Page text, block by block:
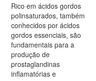
Rico em ácidos gordos
polinsaturados, também
conhecidos por ácidos
gordos essenciais, são
fundamentais para a
produção de
prostaglandinas
inflamatórias e